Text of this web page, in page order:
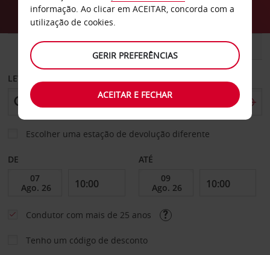
CARRO COMERCIAIS
LEVANTAR EM
Escolher uma estação de devolução diferente
DE ATÉ
Condutor com mais de 25 anos
Tenho um código de desconto
informação. Ao clicar em ACEITAR, concorda com a
utilização de cookies.
GERIR PREFERÊNCIAS
ACEITAR E FECHAR